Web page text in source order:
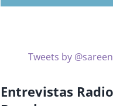
Tweets by
Entrevistas Radio